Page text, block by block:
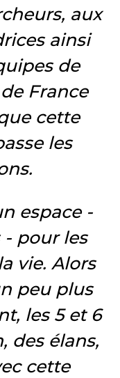
aux
ainsi
de
France
cette
les
espace -
pour les
vie. Alors
peu plus
les 5 et 6
des élans,
cette